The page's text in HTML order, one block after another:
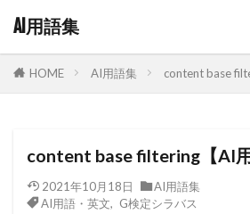
AI用語集
HOME AI用語集 content base
content base filtering【AI用
2021年10月18日
AI用語集
AI用語・英文
G検定シラバス